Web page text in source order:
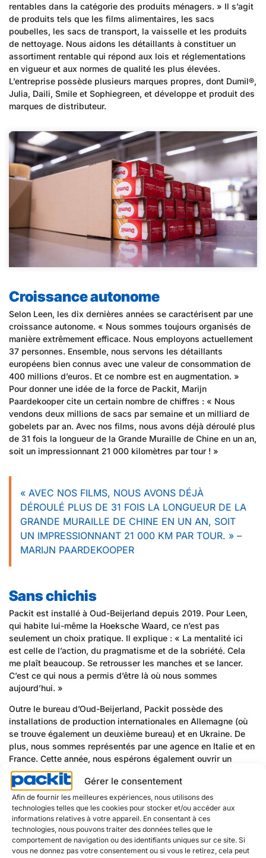
Gérer le consentement
Afin de fournir les meilleures expériences, nous utilisons des
technologies telles que les cookies pour stocker et/ou accéder aux
informations relatives à votre appareil. En consentant à ces
technologies, nous pouvons traiter des données telles que le
comportement de navigation ou des identifiants uniques sur ce site. Si
vous ne donnez pas votre consentement ou si vous le retirez, cela peut
rentables dans la catégorie des produits ménagers. » Il s’agit
de produits tels que les films alimentaires, les sacs
poubelles, les sacs de transport, la vaisselle et les produits
de nettoyage. Nous aidons les détaillants à constituer un
assortiment rentable qui répond aux lois et réglementations
en vigueur et aux normes de qualité les plus élevées.
L’entreprise possède plusieurs marques propres, dont Dumil®,
Julia, Daili, Smile et Sophiegreen, et développe et produit des
marques de distributeur.
Croissance autonome
Selon Leen, les dix dernières années se caractérisent par une
croissance autonome. « Nous sommes toujours organisés de
manière extrêmement efficace. Nous employons actuellement
37 personnes. Ensemble, nous servons les détaillants
européens bien connus avec une valeur de consommation de
400 millions d’euros. Et ce nombre est en augmentation. »
Pour donner une idée de la force de Packit, Marijn
Paardekooper cite un certain nombre de chiffres : « Nous
vendons deux millions de sacs par semaine et un milliard de
gobelets par an. Avec nos films, nous avons déjà déroulé plus
de 31 fois la longueur de la Grande Muraille de Chine en un an,
soit un impressionnant 21 000 kilomètres par tour ! »
« AVEC NOS FILMS, NOUS AVONS DÉJÀ
DÉROULÉ PLUS DE 31 FOIS LA LONGUEUR DE LA
GRANDE MURAILLE DE CHINE EN UN AN, SOIT
UN IMPRESSIONNANT 21 000 KM PAR TOUR. » –
MARIJN PAARDEKOOPER
Sans chichis
Packit est installé à Oud-Beijerland depuis 2019. Pour Leen,
qui habite lui-même la Hoeksche Waard, ce n’est pas
seulement un choix pratique. Il explique : « La mentalité ici
est celle de l’action, du pragmatisme et de la sobriété. Cela
me plaît beaucoup. Se retrousser les manches et se lancer.
C’est ce qui nous a permis d’être là où nous sommes
aujourd’hui. »
Outre le bureau d’Oud-Beijerland, Packit possède des
installations de production internationales en Allemagne (où
se trouve également un deuxième bureau) et en Ukraine. De
plus, nous sommes représentés par une agence en Italie et en
France. Cette année, nous espérons également ouvrir un
bureau en Pologne et en Roumanie.
« En tant qu’organisation, nous avons réalisé d’importants
gains d’efficacité en automatisant davantage les processus »,
poursuit Leen. « Récemment, par exemple, nous avons mis en
service un nouveau système ERP. De plus, nous collaborons
avec des partenaires pour les questions qui ne relèvent pas
directement de notre cœur de métier, ce qui fait des frais